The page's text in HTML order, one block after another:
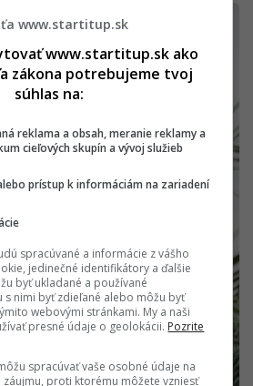
www.startitup.sk
www.startitup.sk ako
zákona potrebujeme tvoj
súhlas na:
reklama a obsah, meranie reklamy a
cieľových skupín a vývoj služieb
prístup k informáciám na zariadení
spracúvané a informácie z vášho
jedinečné identifikátory a ďalšie
byť ukladané a používané
s nimi byť zdieľané alebo môžu byť
webovými stránkami. My a naši
presné údaje o geolokácii. Pozrite
spracúvať vaše osobné údaje na
proti ktorému môžete vzniesť